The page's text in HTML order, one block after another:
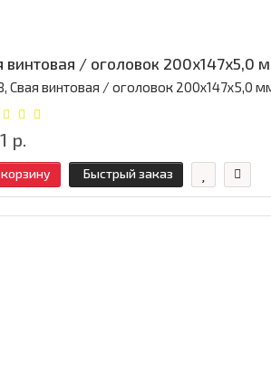
винтовая / оголовок 200x147x5,0
Свая винтовая / оголовок 200x147x5,0
р.
Быстрый заказ